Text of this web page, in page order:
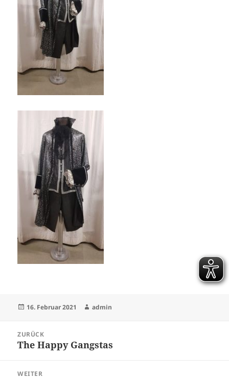
Veröffentlicht
16. Februar 2021 Autor
admin
ZURÜCK
Vorheriger
The Happy Gangstas
WEITER